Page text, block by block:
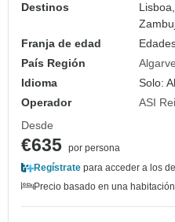
Destinos
Lisboa,
Franja de edad
País Región
Algarve
Idioma
Solo:
Operador
ASI
Desde
€635 por persona
Regístrate para acceder a los
Precio basado en una